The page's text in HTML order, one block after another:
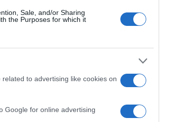
Sale, and/or Sharing
the Purposes for which it
to advertising like cookies on
Google for online advertising
pura
vivo, pensato per
di quartiere
e adeguamenti